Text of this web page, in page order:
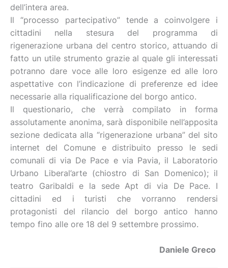
dell’intera area.
Il “processo partecipativo” tende a coinvolgere i
cittadini nella stesura del programma di
rigenerazione urbana del centro storico, attuando di
fatto un utile strumento grazie al quale gli interessati
potranno dare voce alle loro esigenze ed alle loro
aspettative con l’indicazione di preferenze ed idee
necessarie alla riqualificazione del borgo antico.
Il questionario, che verrà compilato in forma
assolutamente anonima, sarà disponibile nell’apposita
sezione dedicata alla “rigenerazione urbana” del sito
internet del Comune e distribuito presso le sedi
comunali di via De Pace e via Pavia, il Laboratorio
Urbano Liberal’arte (chiostro di San Domenico); il
teatro Garibaldi e la sede Apt di via De Pace. I
cittadini ed i turisti che vorranno rendersi
protagonisti del rilancio del borgo antico hanno
tempo fino alle ore 18 del 9 settembre prossimo.
Daniele Greco